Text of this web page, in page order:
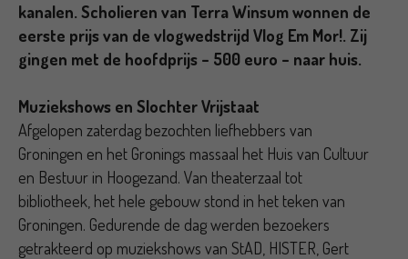
kanalen. Scholieren van Terra Winsum wonnen de
eerste prijs van de vlogwedstrijd Vlog Em Mor!. Zij
gingen met de hoofdprijs – 500 euro – naar huis.
Muziekshows en Slochter Vrijstaat
Afgelopen zaterdag bezochten liefhebbers van
Groningen en het Gronings massaal het Huis van Cultuur
en Bestuur in Hoogezand. Van theaterzaal tot
bibliotheek, het hele gebouw stond in het teken van
Groningen. Gedurende de dag werden bezoekers
getrakteerd op muziekshows van StAD, HISTER, Gert